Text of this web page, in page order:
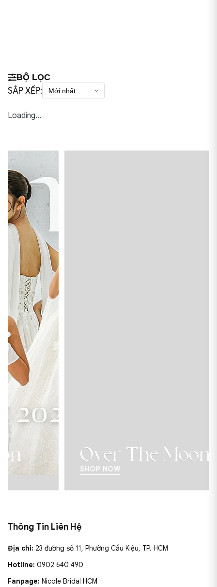
BỘ LỌC
SẮP XẾP:
Loading...
Over The Moon
SHOP NOW
Thông Tin Liên Hệ
Địa chỉ: 23 đường số 11, Phường Cầu Kiệu, TP. HCM
Hotline: 0902 640 490
Fanpage: Nicole Bridal HCM